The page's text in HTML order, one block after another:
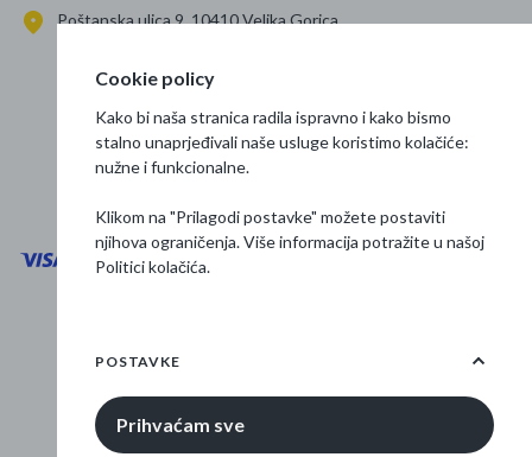
Poštanska ulica 9, 10410 Velika Gorica
Prati nas
Osnovne informacije
© 2026 Žuti klik
Cookie policy
Kako bi naša stranica radila ispravno i kako bismo
stalno unaprjeđivali naše usluge koristimo kolačiće:
nužne i funkcionalne.
Klikom na "Prilagodi postavke" možete postaviti
njihova ograničenja. Više informacija potražite u našoj
Politici kolačića.
POSTAVKE
Prihvaćam sve